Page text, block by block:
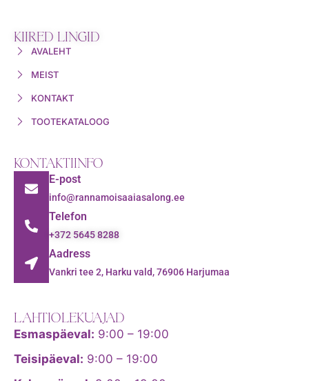
KIIRED LINGID
AVALEHT
MEIST
KONTAKT
TOOTEKATALOOG
KONTAKTIINFO
E-post
info@rannamoisaaiasalong.ee
Telefon
+372 5645 8288
Aadress
Vankri tee 2, Harku vald, 76906 Harjumaa
LAHTIOLEKUAJAD
Esmaspäeval: 9:00 – 19:00
Teisipäeval: 9:00 – 19:00